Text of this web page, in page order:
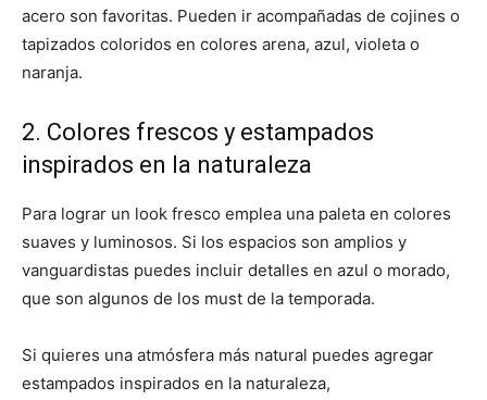
acero son favoritas. Pueden ir acompañadas de cojines o
tapizados coloridos en colores arena, azul, violeta o
naranja.
2. Colores frescos y estampados
inspirados en la naturaleza
Para lograr un look fresco emplea una paleta en colores
suaves y luminosos. Si los espacios son amplios y
vanguardistas puedes incluir detalles en azul o morado,
que son algunos de los must de la temporada.
Si quieres una atmósfera más natural puedes agregar
estampados inspirados en la naturaleza,